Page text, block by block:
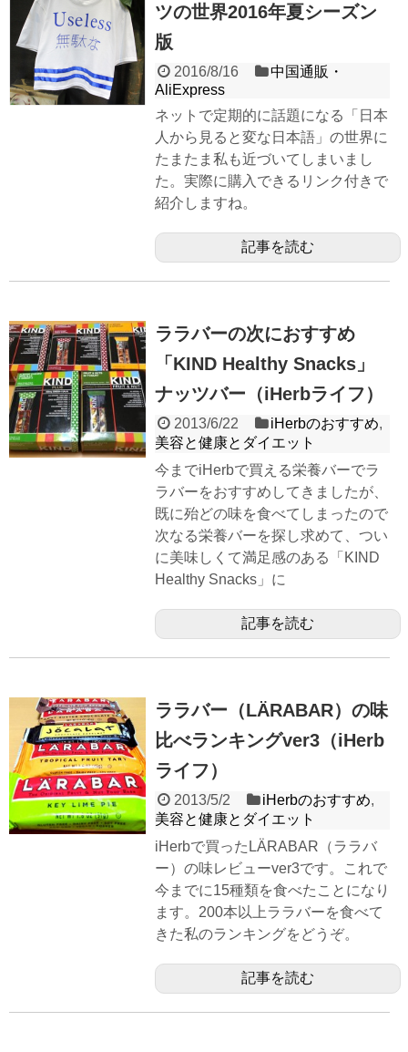
ツの世界2016年夏シーズン
版
2016/8/16
中国通販・
AliExpress
ネットで定期的に話題になる「日本
人から見ると変な日本語」の世界に
たまたま私も近づいてしまいまし
た。実際に購入できるリンク付きで
紹介しますね。
記事を読む
ララバーの次におすすめ
「KIND Healthy Snacks」
ナッツバー（iHerbライフ）
2013/6/22 iHerbのおすすめ,
美容と健康とダイエット
今までiHerbで買える栄養バーでラ
ラバーをおすすめしてきましたが、
既に殆どの味を食べてしまったので
次なる栄養バーを探し求めて、つい
に美味しくて満足感のある「KIND
Healthy Snacks」に
記事を読む
ララバー（LÄRABAR）の味
比べランキングver3（iHerb
ライフ）
2013/5/2 iHerbのおすすめ,
美容と健康とダイエット
iHerbで買ったLÄRABAR（ララバ
ー）の味レビューver3です。これで
今までに15種類を食べたことになり
ます。200本以上ララバーを食べて
きた私のランキングをどうぞ。
記事を読む